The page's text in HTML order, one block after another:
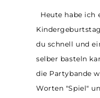
Heute habe ich
du schnell und
selber basteln
die Partybande
Worten "Spiel"